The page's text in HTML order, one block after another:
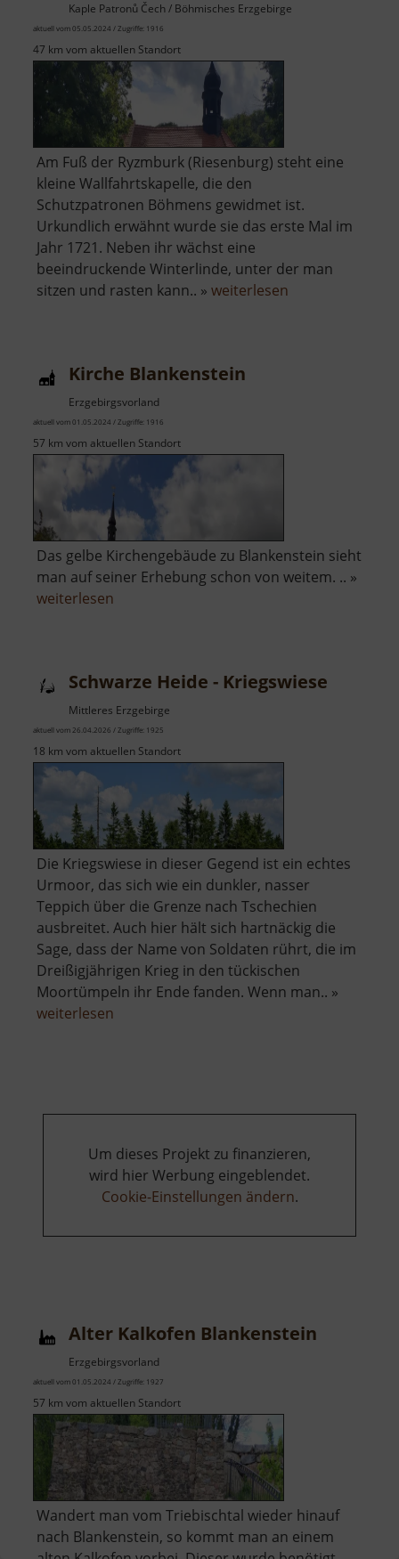
Kaple Patronů Čech / Böhmisches Erzgebirge
aktuell vom 05.05.2024 / Zugriffe: 1916
47 km vom aktuellen Standort
Am Fuß der Ryzmburk (Riesenburg) steht eine
kleine Wallfahrtskapelle, die den
Schutzpatronen Böhmens gewidmet ist.
Urkundlich erwähnt wurde sie das erste Mal im
Jahr 1721. Neben ihr wächst eine
beeindruckende Winterlinde, unter der man
sitzen und rasten kann.. » weiterlesen
Kirche Blankenstein
Erzgebirgsvorland
aktuell vom 01.05.2024 / Zugriffe: 1916
57 km vom aktuellen Standort
Das gelbe Kirchengebäude zu Blankenstein sieht
man auf seiner Erhebung schon von weitem. .. »
weiterlesen
Schwarze Heide - Kriegswiese
Mittleres Erzgebirge
aktuell vom 26.04.2026 / Zugriffe: 1925
18 km vom aktuellen Standort
Die Kriegswiese in dieser Gegend ist ein echtes
Urmoor, das sich wie ein dunkler, nasser
Teppich über die Grenze nach Tschechien
ausbreitet. Auch hier hält sich hartnäckig die
Sage, dass der Name von Soldaten rührt, die im
Dreißigjährigen Krieg in den tückischen
Moortümpeln ihr Ende fanden. Wenn man.. »
weiterlesen
Um dieses Projekt zu finanzieren,
wird hier Werbung eingeblendet.
Cookie-Einstellungen ändern.
Alter Kalkofen Blankenstein
Erzgebirgsvorland
aktuell vom 01.05.2024 / Zugriffe: 1927
57 km vom aktuellen Standort
Wandert man vom Triebischtal wieder hinauf
nach Blankenstein, so kommt man an einem